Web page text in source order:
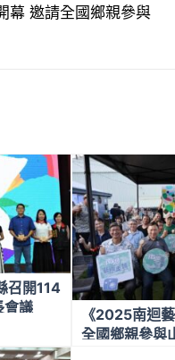
幕 邀請全國鄉親參與
召開114
會議
《2025南迴
全國鄉親參與